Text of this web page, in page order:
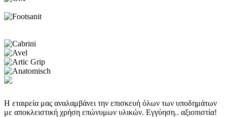
Η εταιρεία μας αναλαμβάνει την επισκευή όλων των υποδημάτων
με αποκλειστική χρήση επώνυμων υλικών. Εγγύηση.. αξιοπιστία!